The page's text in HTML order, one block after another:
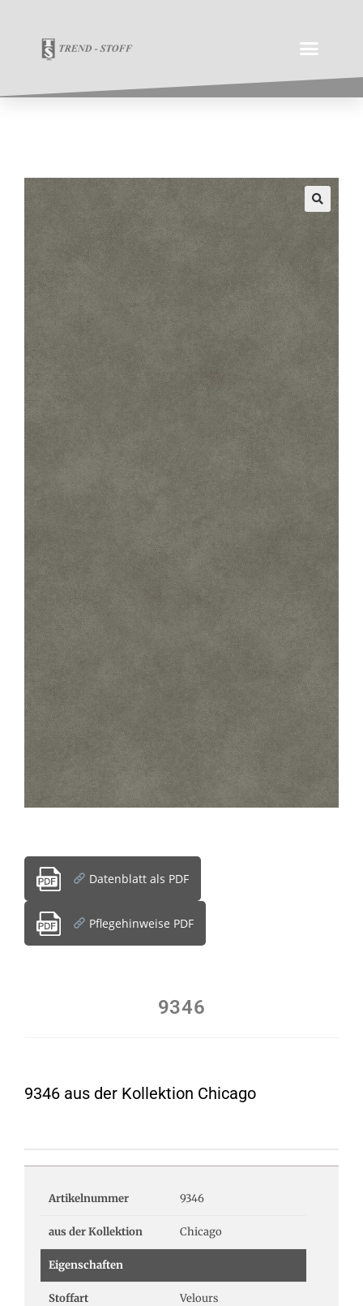
Datenblatt als PDF
Pflegehinweise PDF
9346
9346 aus der Kollektion Chicago
Artikelnummer 9346
aus der Kollektion Chicago
Eigenschaften
Stoffart Velours